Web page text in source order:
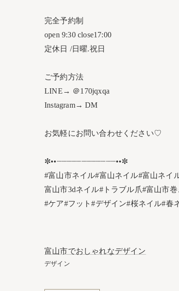
完全予約制
open 9:30 close17:00
定休日 /日曜.祝日
ご予約方法
LINE→ ＠170jqxqa
Instagram→ DM
お気軽にお問い合わせください♡
✼••┈┈┈┈┈┈┈┈┈┈┈┈••✼
#富山市ネイル#富山ネイル#富山ネイ
富山市3dネイル#トラブル爪#富山市
#ケア#フット#デザイン#桜ネイル#春
富山市でおしゃれなデザイン
デザイン